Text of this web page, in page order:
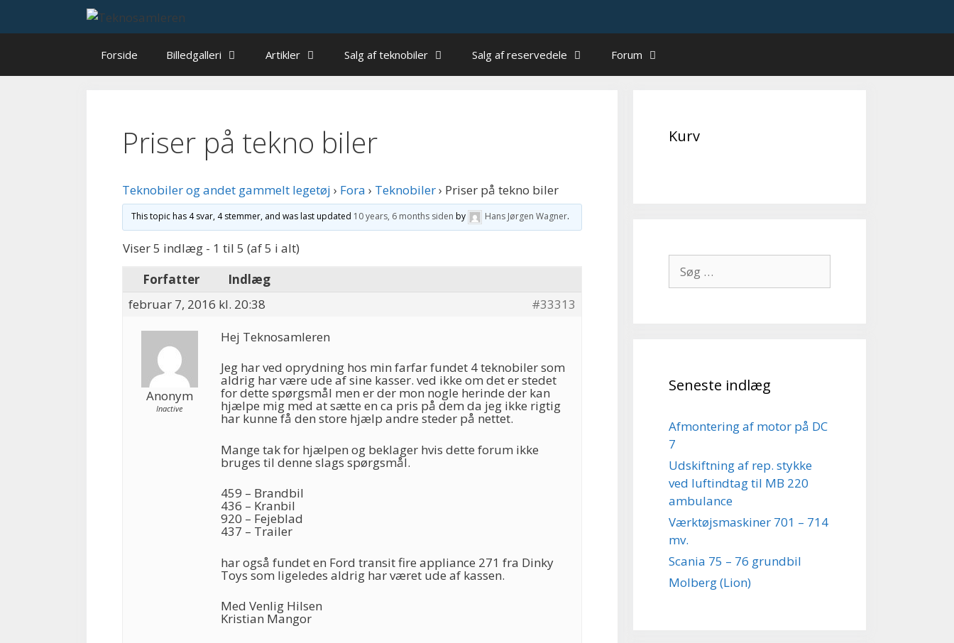
Forside Billedgalleri Artikler Salg af teknobiler Salg af reservedele Forum
Priser på tekno biler
Teknobiler og andet gammelt legetøj › Fora › Teknobiler› Priser på tekno biler
This topic has 4 svar, 4 stemmer, and was last updated 10 years, 6 months siden by Hans Jørgen Wagner.
Viser 5 indlæg - 1 til 5 (af 5 i alt)
Forfatter
Indlæg
februar 7, 2016 kl. 20:38
#33313
Anonym
Inactive
Hej Teknosamleren
Jeg har ved oprydning hos min farfar fundet 4 teknobiler som
aldrig har være ude af sine kasser. ved ikke om det er stedet
for dette spørgsmål men er der mon nogle herinde der kan
hjælpe mig med at sætte en ca pris på dem da jeg ikke rigtig
har kunne få den store hjælp andre steder på nettet.
Mange tak for hjælpen og beklager hvis dette forum ikke
bruges til denne slags spørgsmål.
459 – Brandbil
436 – Kranbil
920 – Fejeblad
437 – Trailer
har også fundet en Ford transit fire appliance 271 fra Dinky
Toys som ligeledes aldrig har været ude af kassen.
Med Venlig Hilsen
Kristian Mangor
Kurv
efter:
Seneste indlæg
Afmontering af motor på DC
7
Udskiftning af rep. stykke
ved luftindtag til MB 220
ambulance
Værktøjsmaskiner 701 – 714
mv.
Scania 75 – 76 grundbil
Molberg (Lion)